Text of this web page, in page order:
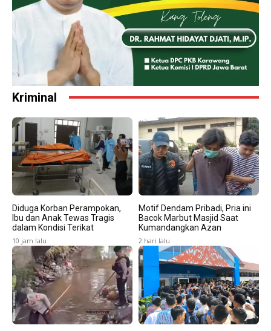
Kriminal
Diduga Korban Perampokan,
Ibu dan Anak Tewas Tragis
dalam Kondisi Terikat
10 jam lalu
Motif Dendam Pribadi, Pria ini
Bacok Marbut Masjid Saat
Kumandangkan Azan
2 hari lalu